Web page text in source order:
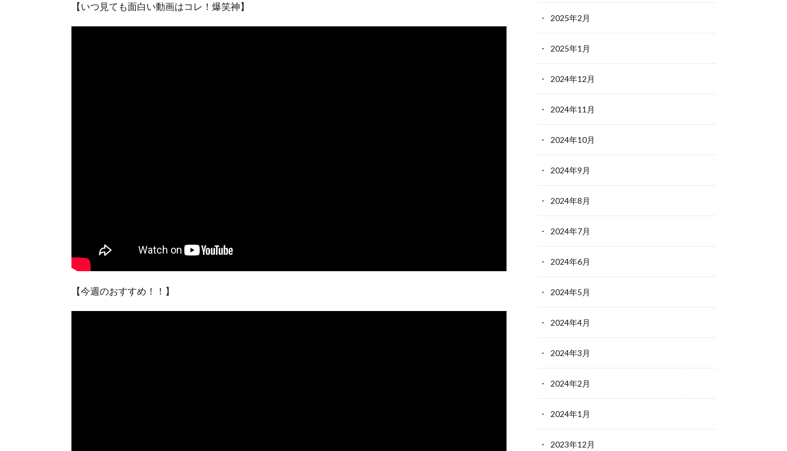
【いつ見ても面白い動画はコレ！爆笑神】
【今週のおすすめ！！】
2025年2月
2025年1月
2024年12月
2024年11月
2024年10月
2024年9月
2024年8月
2024年7月
2024年6月
2024年5月
2024年4月
2024年3月
2024年2月
2024年1月
2023年12月